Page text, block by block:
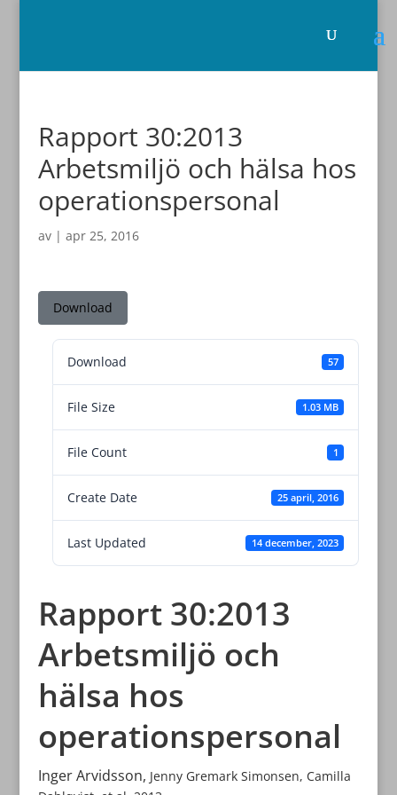
Rapport 30:2013
Arbetsmiljö och hälsa hos
operationspersonal
av | apr 25, 2016
Download
Download 57
File Size 1.03 MB
File Count 1
Create Date 25 april, 2016
Last Updated 14 december, 2023
Rapport 30:2013
Arbetsmiljö och
hälsa hos
operationspersonal
Inger Arvidsson, Jenny Gremark Simonsen, Camilla